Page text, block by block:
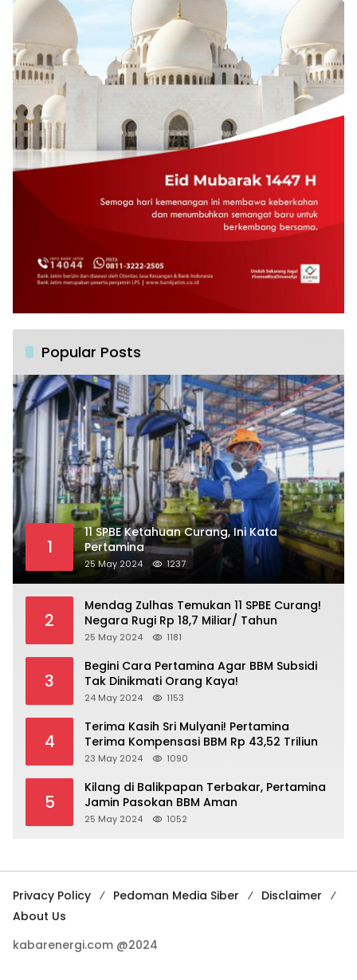
Popular Posts
1
11 SPBE Ketahuan Curang, Ini Kata
Pertamina
25 May 2024 1237
2
Mendag Zulhas Temukan 11 SPBE Curang!
Negara Rugi Rp 18,7 Miliar/ Tahun
25 May 2024 1181
3
Begini Cara Pertamina Agar BBM Subsidi
Tak Dinikmati Orang Kaya!
24 May 2024 1153
4
Terima Kasih Sri Mulyani! Pertamina
Terima Kompensasi BBM Rp 43,52 Triliun
23 May 2024 1090
5
Kilang di Balikpapan Terbakar, Pertamina
Jamin Pasokan BBM Aman
25 May 2024 1052
Privacy Policy Pedoman Media Siber
Disclaimer
About Us
kabarenergi.com @2024